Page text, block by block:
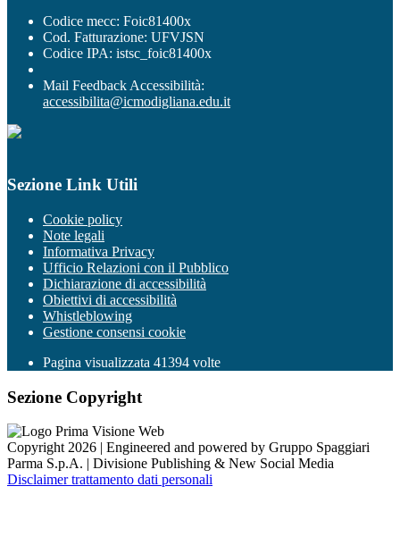
Codice mecc: Foic81400x
Cod. Fatturazione: UFVJSN
Codice IPA: istsc_foic81400x
Mail Feedback Accessibilità:
accessibilita@icmodigliana.edu.it
Sezione Link Utili
Cookie policy
Note legali
Informativa Privacy
Ufficio Relazioni con il Pubblico
Dichiarazione di accessibilità
Obiettivi di accessibilità
Whistleblowing
Gestione consensi cookie
Pagina visualizzata 41394 volte
Sezione Copyright
Copyright 2026 | Engineered and powered by Gruppo Spaggiari
Parma S.p.A. | Divisione Publishing & New Social Media
Disclaimer trattamento dati personali